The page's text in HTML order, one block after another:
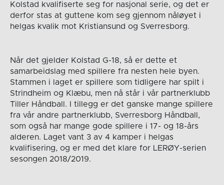
Kolstad kvalifiserte seg for nasjonal serie, og det er
derfor stas at guttene kom seg gjennom nåløyet i
helgas kvalik mot Kristiansund og Sverresborg.
Når det gjelder Kolstad G-18, så er dette et
samarbeidslag med spillere fra nesten hele byen.
Stammen i laget er spillere som tidligere har spilt i
Strindheim og Klæbu, men nå står i vår partnerklubb
Tiller Håndball. I tillegg er det ganske mange spillere
fra vår andre partnerklubb, Sverresborg Håndball,
som også har mange gode spillere i 17- og 18-års
alderen. Laget vant 3 av 4 kamper i helgas
kvalifisering, og er med det klare for LERØY-serien
sesongen 2018/2019.